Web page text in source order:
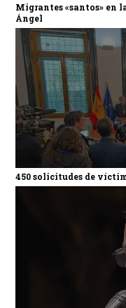
Migrantes «santos» en
Ángel
450 solicitudes de